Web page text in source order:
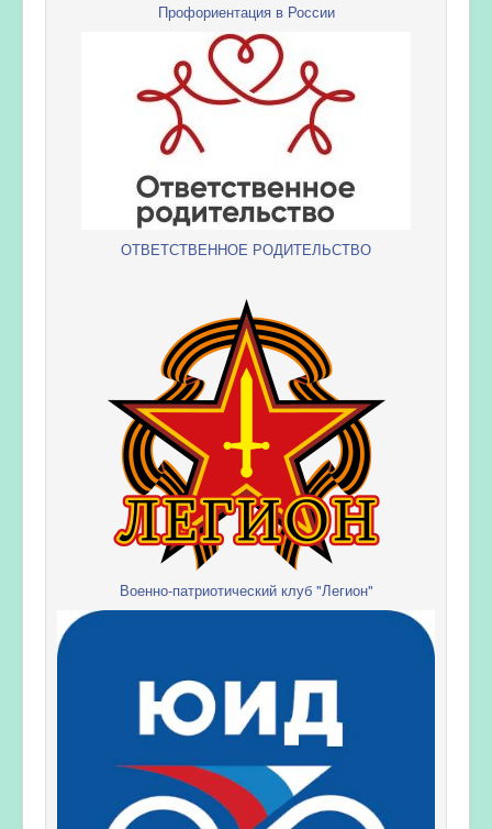
Профориентация в России
ОТВЕТСТВЕННОЕ РОДИТЕЛЬСТВО
Военно-патриотический клуб "Легион"